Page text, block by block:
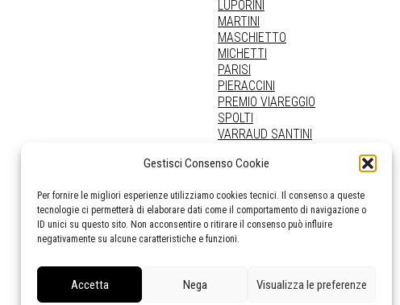
Gestisci Consenso Cookie
Per fornire le migliori esperienze utilizziamo cookies tecnici. Il consenso a queste
tecnologie ci permetterà di elaborare dati come il comportamento di navigazione o
ID unici su questo sito. Non acconsentire o ritirare il consenso può influire
negativamente su alcune caratteristiche e funzioni.
Accetta Nega Visualizza le preferenze
LUPORINI
MARTINI
MASCHIETTO
MICHETTI
PARISI
PIERACCINI
PREMIO VIAREGGIO
SPOLTI
VARRAUD SANTINI